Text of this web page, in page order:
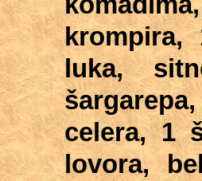
krompira,
luka,
celera, 1
lovora,